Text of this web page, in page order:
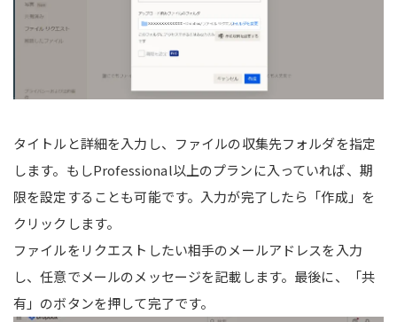
タイトルと詳細を入力し、ファイルの収集先フォルダを指定
します。もしProfessional以上のプランに入っていれば、期
限を設定することも可能です。入力が完了したら「作成」を
クリックします。
ファイルをリクエストしたい相手のメールアドレスを入力
し、任意でメールのメッセージを記載します。最後に、「共
有」のボタンを押して完了です。